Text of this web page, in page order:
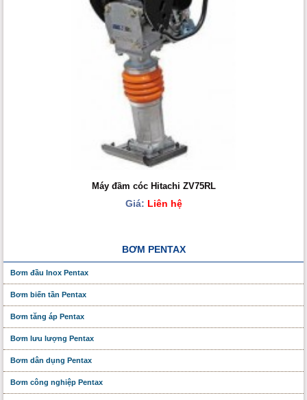
Máy đầm cóc Hitachi ZV75RL
Giá: Liên hệ
BƠM PENTAX
Bơm đầu Inox Pentax
Bơm biến tần Pentax
Bơm tăng áp Pentax
Bơm lưu lượng Pentax
Bơm dân dụng Pentax
Bơm công nghiệp Pentax